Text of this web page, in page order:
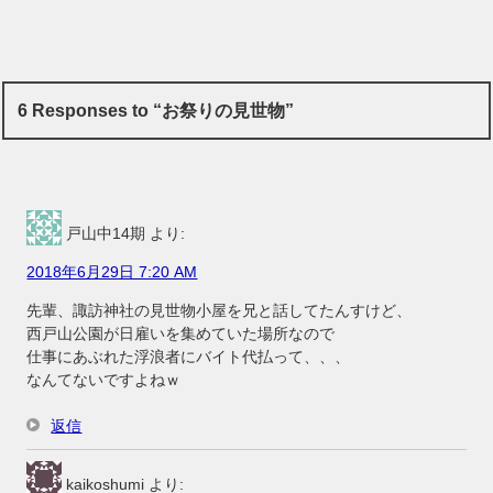
6 Responses to “お祭りの見世物”
戸山中14期 より:
2018年6月29日 7:20 AM
先輩、諏訪神社の見世物小屋を兄と話してたんすけど、
西戸山公園が日雇いを集めていた場所なので
仕事にあぶれた浮浪者にバイト代払って、、、
なんてないですよねｗ
返信
kaikoshumi より: